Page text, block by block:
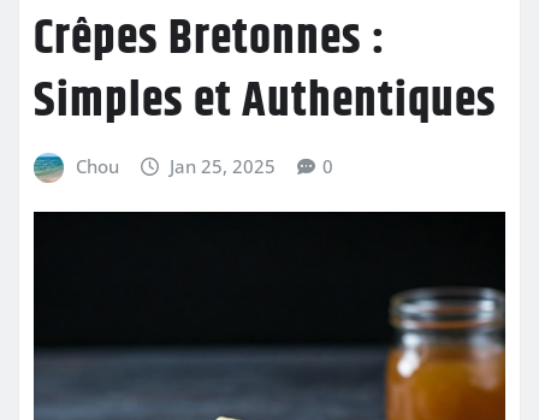
Crêpes Bretonnes :
Simples et Authentiques
Chou Jan 25, 2025 0